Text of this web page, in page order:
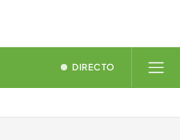
DIRECTO